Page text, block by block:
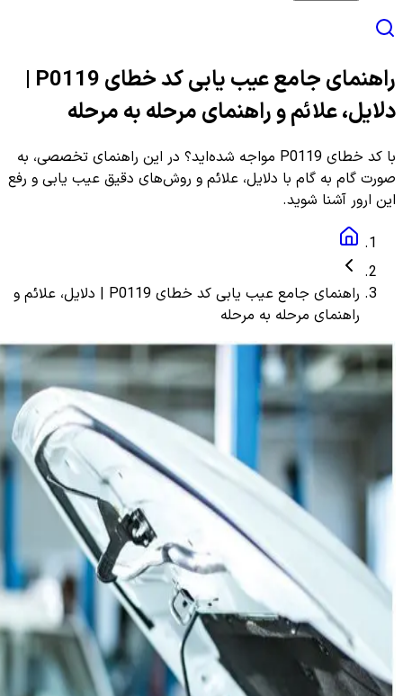
راهنمای جامع عیب یابی کد خطای P0119 |
دلایل، علائم و راهنمای مرحله به مرحله
با کد خطای P0119 مواجه شده‌اید؟ در این راهنمای تخصصی، به
صورت گام به گام با دلایل، علائم و روش‌های دقیق عیب یابی و رفع
این ارور آشنا شوید.
راهنمای جامع عیب یابی کد خطای P0119 | دلایل، علائم و
راهنمای مرحله به مرحله